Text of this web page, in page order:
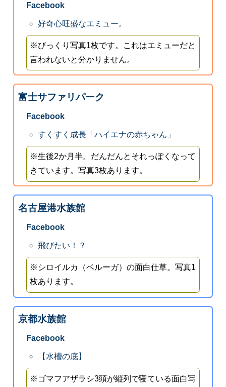
Facebook
好奇心旺盛なエミュー。
※びっくり写真1枚です。これはエミューだと
言われないと分かりません。
富士サファリパーク
Facebook
すくすく成長「ハイエナの赤ちゃん」
※生後2か月半。だんだんとそれっぽくなって
きています。写真3枚あります。
名古屋港水族館
Facebook
飛びたい！？
※シロイルカ（ベルーガ）の面白仕草。写真1
枚あります。
京都水族館
Facebook
【水槽の底】
※ゴマフアザラシ3頭が縦列で寝ている面白写